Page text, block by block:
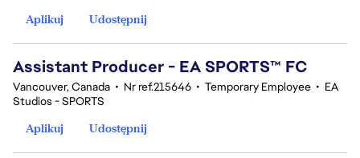
Aplikuj
Udostępnij
Assistant Producer - EA SPORTS™ FC
Vancouver, Canada • Nr ref.215646 • Temporary Employee • EA
Studios - SPORTS
Aplikuj
Udostępnij